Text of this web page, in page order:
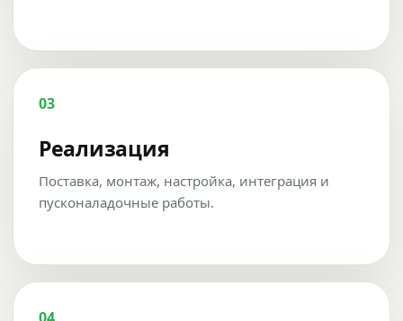
03
Реализация
Поставка, монтаж, настройка, интеграция и
пусконаладочные работы.